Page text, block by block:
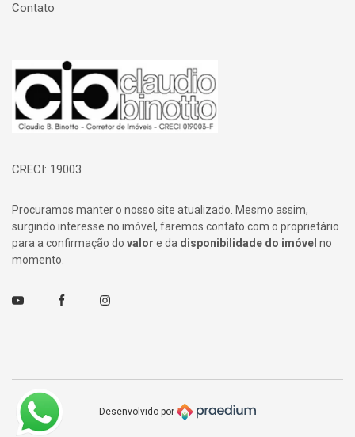
Contato
Página inicial
CRECI: 19003
Procuramos manter o nosso site atualizado. Mesmo assim,
surgindo interesse no imóvel, faremos contato com o proprietário
para a confirmação do valor e da disponibilidade do imóvel no
momento.
Youtube FacebookInstagram
Desenvolvido por